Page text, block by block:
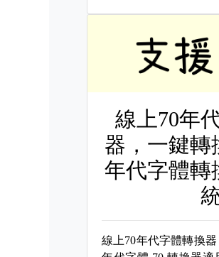
線上70年
器，一鍵轉
年代字體轉
線上70年代字體轉換